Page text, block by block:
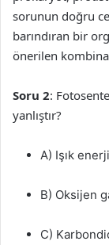
sorunun doğru
barındıran bir
önerilen
Soru 2:
yanlıştır?
A) Işık
B) Oksijen
C)